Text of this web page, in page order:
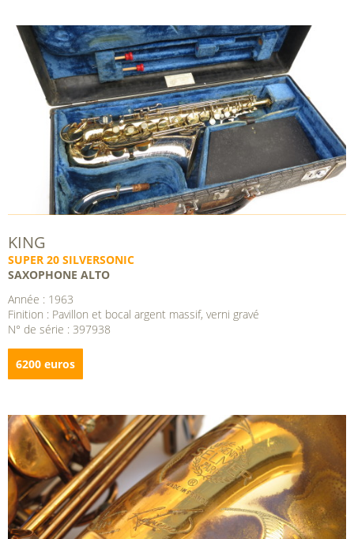
KING
SUPER 20 SILVERSONIC
SAXOPHONE ALTO
Année : 1963
Finition : Pavillon et bocal argent massif, verni gravé
N° de série : 397938
6200 euros